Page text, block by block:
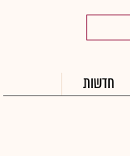
חדשות